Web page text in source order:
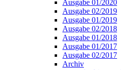
Ausgabe 01/2020
Ausgabe 02/2019
Ausgabe 01/2019
Ausgabe 02/2018
Ausgabe 01/2018
Ausgabe 01/2017
Ausgabe 02/2017
Archiv